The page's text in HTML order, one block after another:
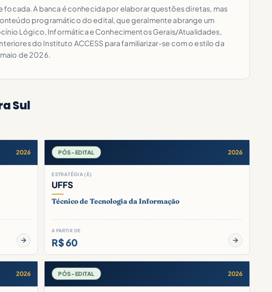
focada. A banca é conhecida por elaborar questões diretas, mas
programático do edital, que geralmente abrange um
Lógico, Informática e Conhecimentos Gerais/Atualidades,
do Instituto ACCESS para familiarizar-se com o estilo da
de 2026.
Sul
2026 PÓS-EDITAL 2026
ESTRATÉGIA (E)
UFFS
Técnico de Tecnologia da Informação
A PARTIR DE
R$ 60
2026 PÓS-EDITAL 2026